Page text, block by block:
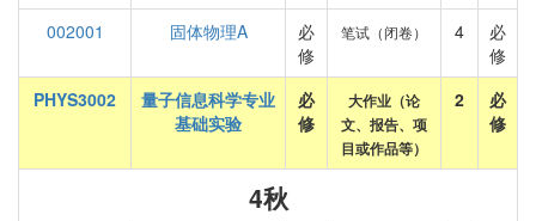
002001
固体物理A
必
修
笔试（闭卷） 4
必
修
PHYS3002
量子信息科学专业
基础实验
必
修
大作业（论
文、报告、项
目或作品等）
2
必
修
4秋